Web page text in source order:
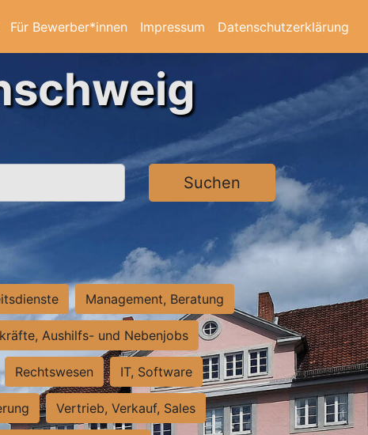
Für Bewerber*innen Impressum Datenschutzerklärung
Suchen
Management, Beratung
Aushilfs- und Nebenjobs
Rechtswesen IT, Software
Vertrieb, Verkauf, Sales